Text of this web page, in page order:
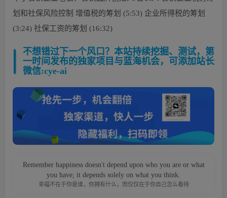
划和社保风险控制 增值税的筹划 (5:53) 企业所得税的筹划
(3:24) 社保工资的筹划 (16:32)
不想错过下一个风口？本站持续挖掘、测试，第
一时间发布的独家项目与蓝海机会，可添加站长
微信:cye-ai
Remember happiness doesn't depend upon who you are or what
you have; it depends solely on what you think.
幸福不在于你是谁，你拥有什么，而仅仅在于你自己怎么看待